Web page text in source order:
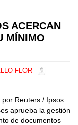
ACERCAN
MÍNIMO
FLOR
Reuters / Ipsos
aprueba la gestión
de documentos